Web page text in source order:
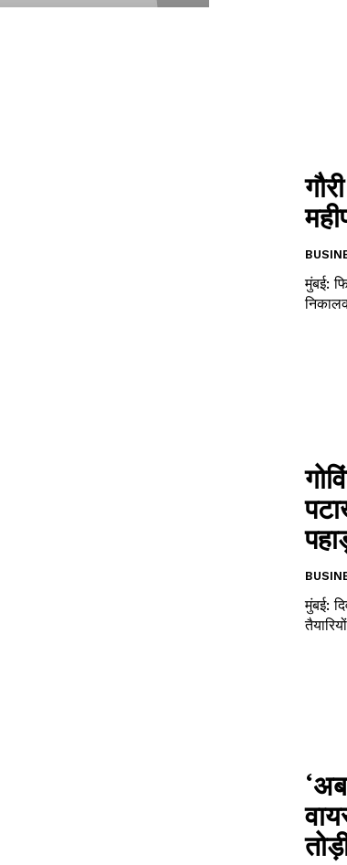
मुंबई:
मुंबई: